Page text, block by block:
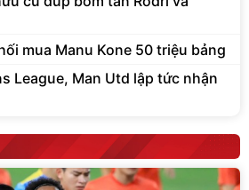
mua Manu Kone 50 triệu bảng
League, Man Utd lập tức nhận